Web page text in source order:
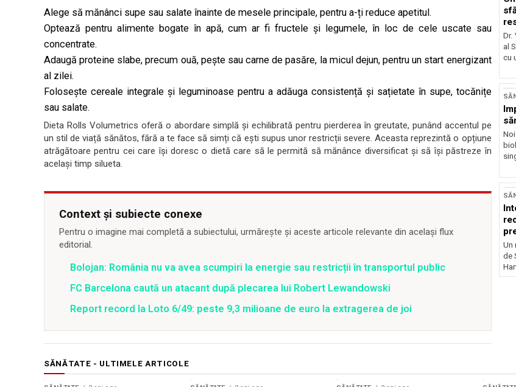
Alege să mănânci supe sau salate înainte de mesele principale, pentru a-ți reduce apetitul.
Optează pentru alimente bogate în apă, cum ar fi fructele și legumele, în loc de cele uscate sau
concentrate.
Adaugă proteine slabe, precum ouă, pește sau carne de pasăre, la micul dejun, pentru un start energizant
al zilei.
Folosește cereale integrale și leguminoase pentru a adăuga consistență și sațietate în supe, tocănițe
sau salate.
Dieta Rolls Volumetrics oferă o abordare simplă și echilibrată pentru pierderea în greutate, punând accentul pe
un stil de viață sănătos, fără a te face să simți că ești supus unor restricții severe. Aceasta reprezintă o opțiune
atrăgătoare pentru cei care își doresc o dietă care să le permită să mănânce diversificat și să își păstreze în
același timp silueta.
Context și subiecte conexe
Pentru o imagine mai completă a subiectului, urmărește și aceste articole relevante din același flux
editorial.
Bolojan: România nu va avea scumpiri la energie sau restricții în transportul public
FC Barcelona caută un atacant după plecarea lui Robert Lewandowski
Report record la Loto 6/49: peste 9,3 milioane de euro la extragerea de joi
Dr.
al
cu
Un
de
SĂNĂTATE - ULTIMELE ARTICOLE